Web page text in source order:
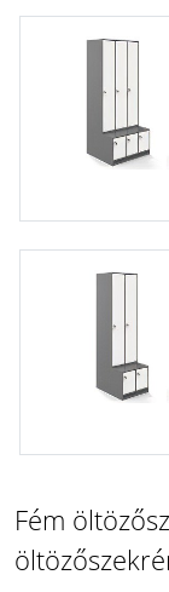
Fém